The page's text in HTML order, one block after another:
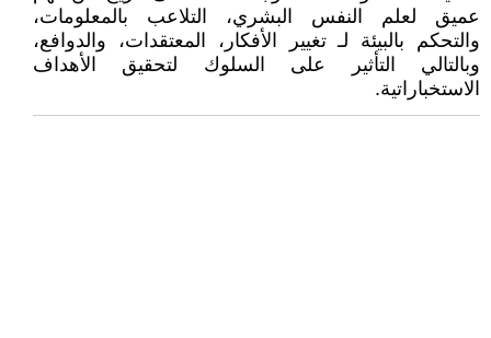
عميق لعلم النفس البشري، التلاعب بالمعلومات،
والتحكم بالبيئة لـ تغيير الأفكار، المعتقدات، والدوافع،
وبالتالي التأثير على السلوك لتحقيق الأهداف
الاستخباراتية.